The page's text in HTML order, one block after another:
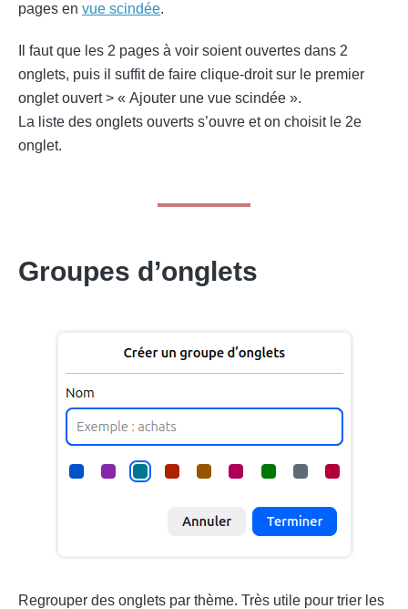
pages en vue scindée.
Il faut que les 2 pages à voir soient ouvertes dans 2
onglets, puis il suffit de faire clique-droit sur le premier
onglet ouvert > « Ajouter une vue scindée ».
La liste des onglets ouverts s’ouvre et on choisit le 2e
onglet.
Groupes d’onglets
Regrouper des onglets par thème. Très utile pour trier les